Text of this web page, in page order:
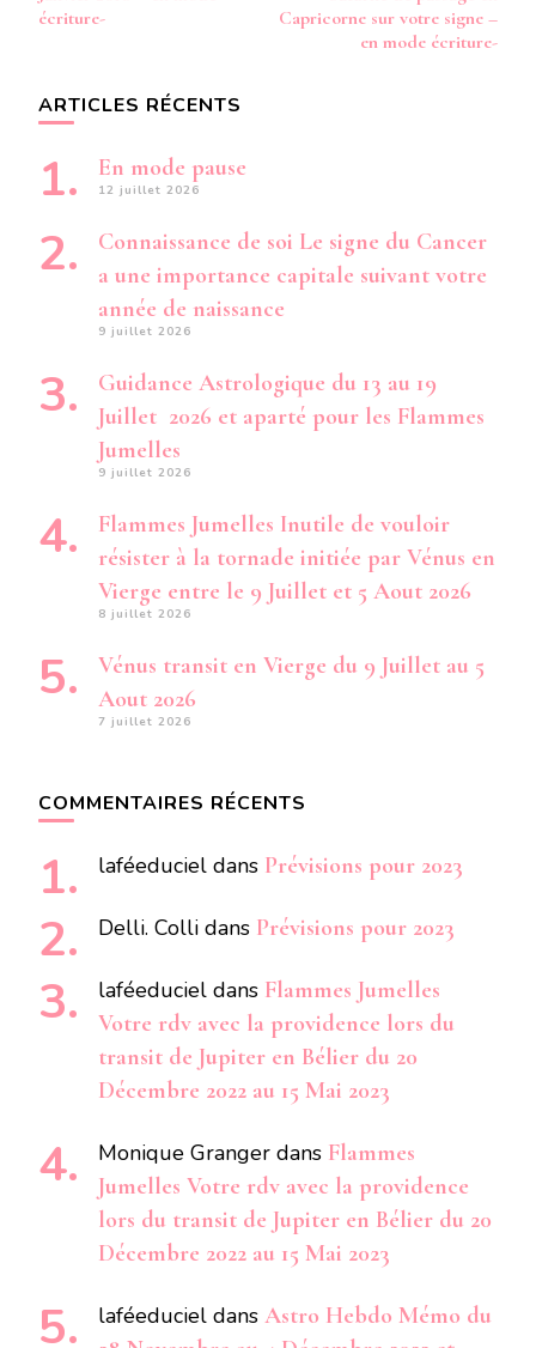
écriture-
Capricorne sur votre signe –
en mode écriture-
ARTICLES RÉCENTS
En mode pause
12 juillet 2026
Connaissance de soi Le signe du Cancer
a une importance capitale suivant votre
année de naissance
9 juillet 2026
Guidance Astrologique du 13 au 19
Juillet 2026 et aparté pour les Flammes
Jumelles
9 juillet 2026
Flammes Jumelles Inutile de vouloir
résister à la tornade initiée par Vénus en
Vierge entre le 9 Juillet et 5 Aout 2026
8 juillet 2026
Vénus transit en Vierge du 9 Juillet au 5
Aout 2026
7 juillet 2026
COMMENTAIRES RÉCENTS
laféeduciel dans Prévisions pour 2023
Delli. Colli dans Prévisions pour 2023
laféeduciel dans Flammes Jumelles
Votre rdv avec la providence lors du
transit de Jupiter en Bélier du 20
Décembre 2022 au 15 Mai 2023
Monique Granger dans Flammes
Jumelles Votre rdv avec la providence
lors du transit de Jupiter en Bélier du 20
Décembre 2022 au 15 Mai 2023
laféeduciel dans Astro Hebdo Mémo du